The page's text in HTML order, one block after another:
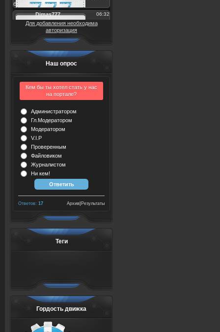
Для добавления необходима
авторизация
Наш опрос
Кем бы ты хотел стать у нас
на портале?
Администратором
Гл.Модератором
Модератором
V.I.P
Проверенным
Файловиком
Журналистом
Ни кем!
Ответов: 17 Результаты
Архив
Теги
Гордость движка